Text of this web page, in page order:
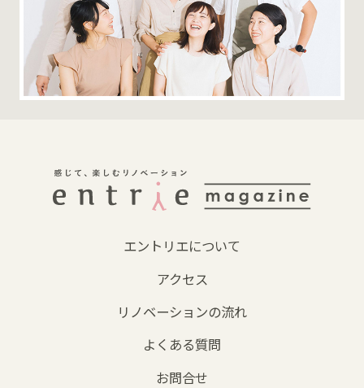
エントリエについて
アクセス
リノベーションの流れ
よくある質問
お問合せ